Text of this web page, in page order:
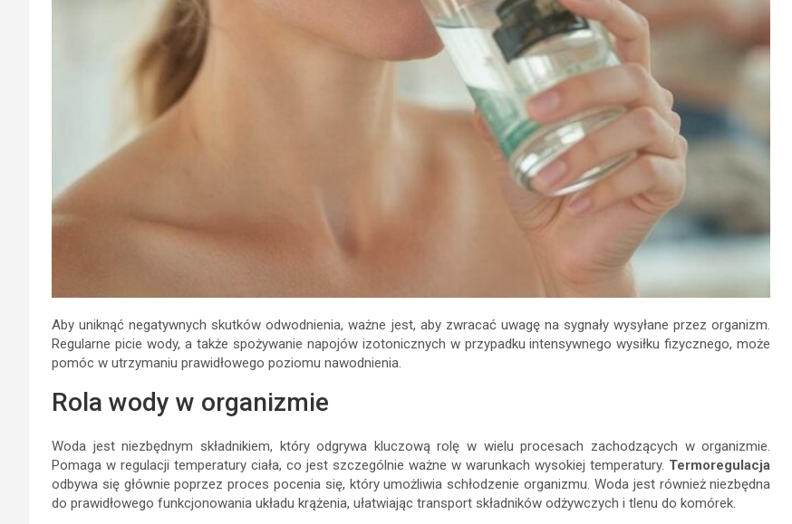
Aby uniknąć negatywnych skutków odwodnienia, ważne jest, aby zwracać uwagę na sygnały wysyłane przez organizm.
Regularne picie wody, a także spożywanie napojów izotonicznych w przypadku intensywnego wysiłku fizycznego, może
pomóc w utrzymaniu prawidłowego poziomu nawodnienia.
Rola wody w organizmie
Woda jest niezbędnym składnikiem, który odgrywa kluczową rolę w wielu procesach zachodzących w organizmie.
Pomaga w regulacji temperatury ciała, co jest szczególnie ważne w warunkach wysokiej temperatury. Termoregulacja
odbywa się głównie poprzez proces pocenia się, który umożliwia schłodzenie organizmu. Woda jest również niezbędna
do prawidłowego funkcjonowania układu krążenia, ułatwiając transport składników odżywczych i tlenu do komórek.